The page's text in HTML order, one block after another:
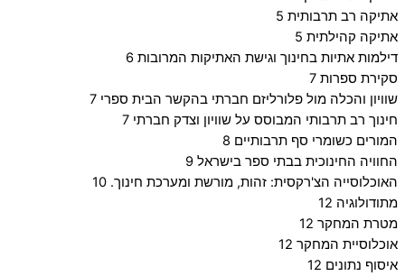
אתיקה רב תרבותית 5
אתיקה קהילתית 5
דילמות אתיות בחינוך וגישת האתיקות המרובות 6
סקירת ספרות 7
שוויון והכלה מול פלורליזם חברתי בהקשר הבית ספרי 7
חינוך רב תרבותי המבוסס על שוויון וצדק חברתי 7
המורים כשומרי סף תרבותיים 8
החוויה החינוכית בבתי ספר בישראל 9
האוכלוסייה הצ'רקסית: זהות, מורשת ומערכת חינוך. 10
מתודולוגיה 12
מטרת המחקר 12
אוכלוסיית המחקר 12
איסוף נתונים 12